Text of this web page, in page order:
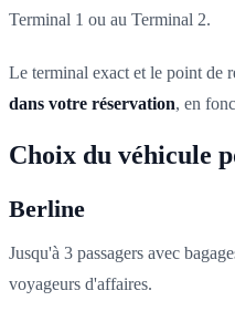
Terminal 1 ou au Terminal 2.
Le terminal exact et le point de
dans votre réservation, en
Choix du véhicule
Berline
Jusqu'à 3 passagers avec
voyageurs d'affaires.